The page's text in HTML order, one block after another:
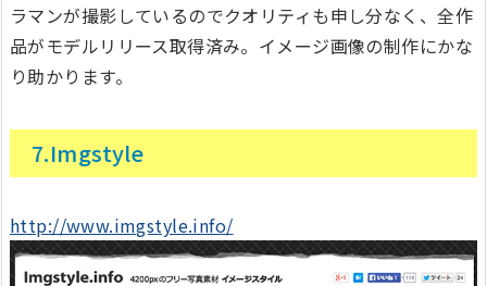
ラマンが撮影しているのでクオリティも申し分なく、全作
品がモデルリリース取得済み。イメージ画像の制作にかな
り助かります。
7.Imgstyle
http://www.imgstyle.info/